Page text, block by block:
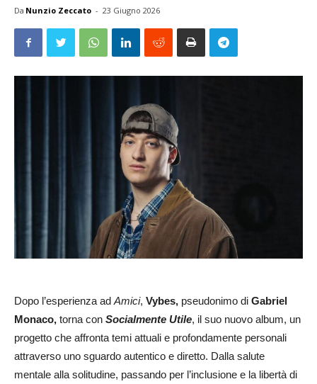
Da Nunzio Zeccato - 23 Giugno 2026
Dopo l’esperienza ad Amici, Vybes, pseudonimo di Gabriel
Monaco, torna con Socialmente Utile, il suo nuovo album, un
progetto che affronta temi attuali e profondamente personali
attraverso uno sguardo autentico e diretto. Dalla salute
mentale alla solitudine, passando per l’inclusione e la libertà di